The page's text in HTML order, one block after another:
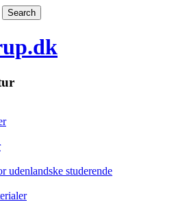
udenlandske studerende